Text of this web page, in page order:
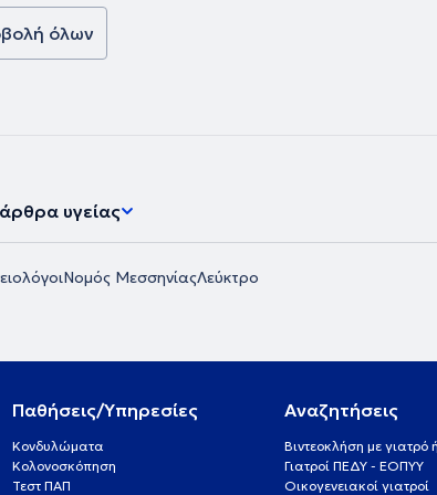
του.
όλων
υγείας
Νομός ΜεσσηνίαςΛεύκτρο
Παθήσεις/Υπηρεσίες
Κονδυλώματα
Κολονοσκόπηση
Τεστ ΠΑΠ
Αναζητήσεις
Βιντεοκλήση με
Γιατροί ΠΕΔΥ - ΕΟΠΥΥ
Οικογενειακοί γιατροί